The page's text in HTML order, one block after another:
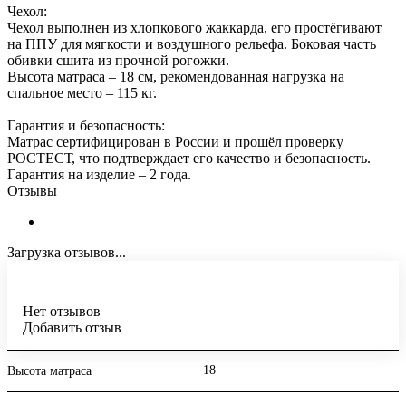
Чехол:
Чехол выполнен из хлопкового жаккарда, его простёгивают
на ППУ для мягкости и воздушного рельефа. Боковая часть
обивки сшита из прочной рогожки.
Высота матраса – 18 см, рекомендованная нагрузка на
спальное место – 115 кг.
Гарантия и безопасность:
Матрас сертифицирован в России и прошёл проверку
РОСТЕСТ, что подтверждает его качество и безопасность.
Гарантия на изделие – 2 года.
Отзывы
Загрузка отзывов...
Нет отзывов
Добавить отзыв
Высота матраса 18